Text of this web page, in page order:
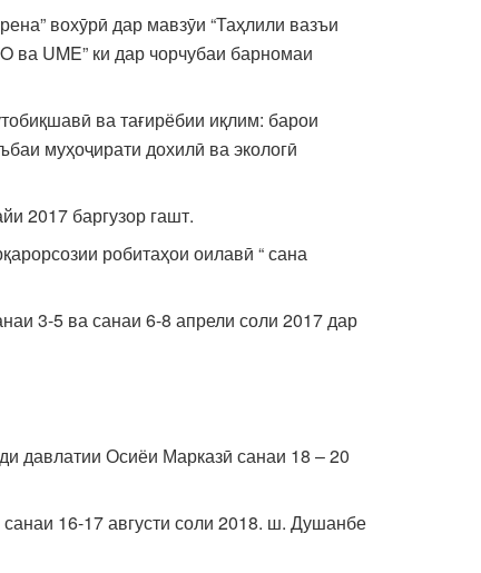
вохӯрӣ дар мавзӯи “Таҳлили вазъи
ва UME” ки дар чорчубаи барномаи
ва тағирёбии иқлим: барои
муҳоҷирати дохилӣ ва экологӣ
2017 баргузор гашт.
робитаҳои оилавӣ “ сана
3-5 ва санаи 6-8 апрели соли 2017 дар
давлатии Осиёи Марказӣ санаи 18 – 20
16-17 августи соли 2018. ш. Душанбе